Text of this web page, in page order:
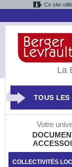
Ce site
La
TOUS LES
Votre
COLLECTIVITÉS